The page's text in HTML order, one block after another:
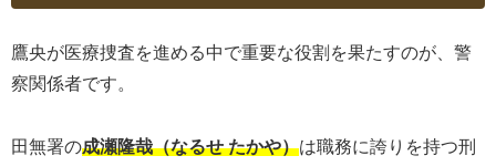
鷹央が医療捜査を進める中で重要な役割を果たすのが、警
察関係者です。
田無署の成瀬隆哉（なるせ たかや）は職務に誇りを持つ刑